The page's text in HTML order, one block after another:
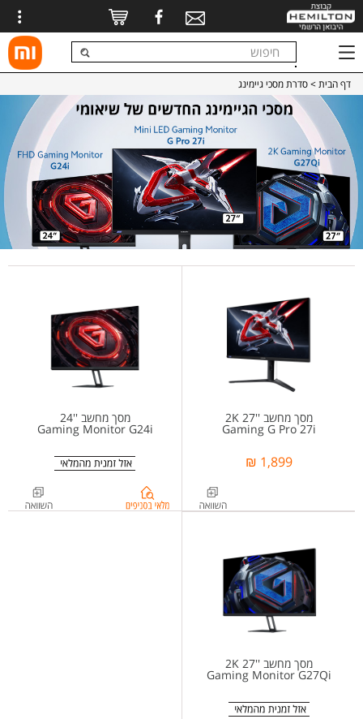
דף הבית> סדרת מסכי גיימינג
מסך מחשב ''27 2K
Gaming G Pro 27i
1,899 ₪
מסך מחשב ''24
Gaming Monitor G24i
מלאי
מסך מחשב ''27 2K
Gaming Monitor G27Qi